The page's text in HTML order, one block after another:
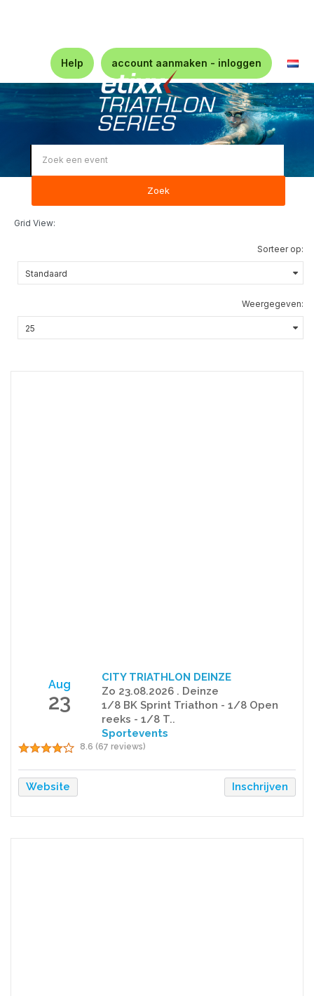
Help account aanmaken - inloggen
Zoek
Grid View:
Sorteer op:
Weergegeven:
Aug
23
CITY TRIATHLON DEINZE
Zo 23.08.2026 . Deinze
1/8 BK Sprint Triathon - 1/8 Open
reeks - 1/8 T..
Sportevents
8.6 (67 reviews)
Website Inschrijven